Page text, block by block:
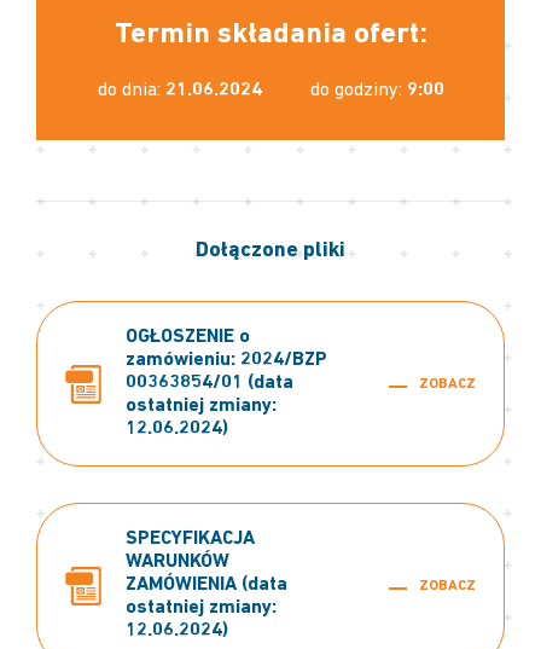
Termin składania ofert:
do dnia: 21.06.2024 do godziny: 9:00
Dołączone pliki
OGŁOSZENIE o
zamówieniu: 2024/BZP
00363854/01 (data
ostatniej zmiany:
12.06.2024)
ZOBACZ
SPECYFIKACJA
WARUNKÓW
ZAMÓWIENIA (data
ostatniej zmiany:
12.06.2024)
ZOBACZ